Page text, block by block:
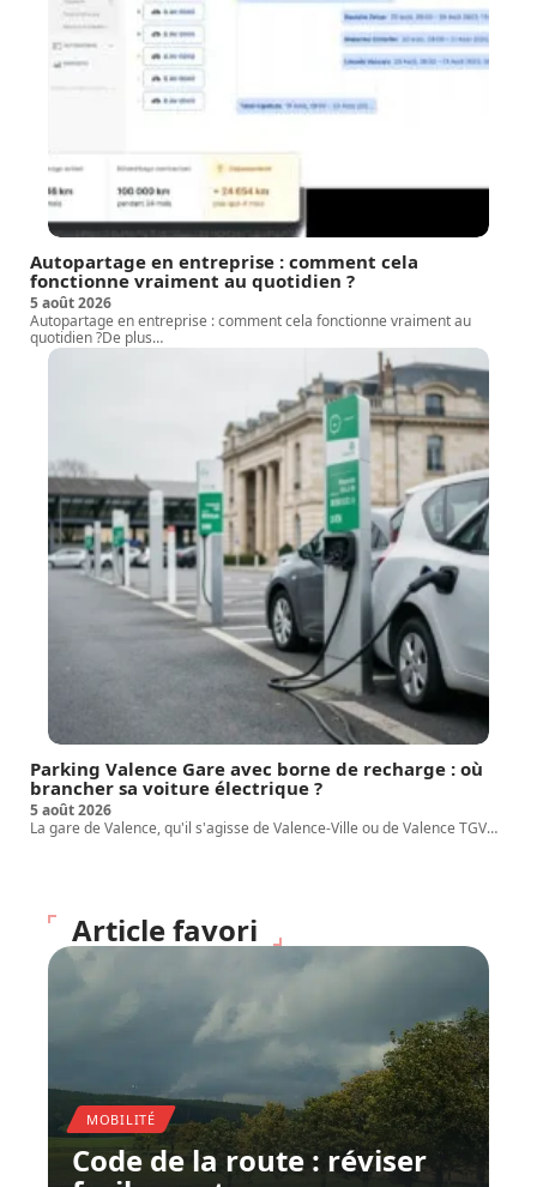
Autopartage en entreprise : comment cela
fonctionne vraiment au quotidien ?
5 août 2026
Autopartage en entreprise : comment cela fonctionne vraiment au
quotidien ?De plus…
Parking Valence Gare avec borne de recharge : où
brancher sa voiture électrique ?
5 août 2026
La gare de Valence, qu'il s'agisse de Valence-Ville ou de Valence TGV…
Article favori
MOBILITÉ
Code de la route : réviser